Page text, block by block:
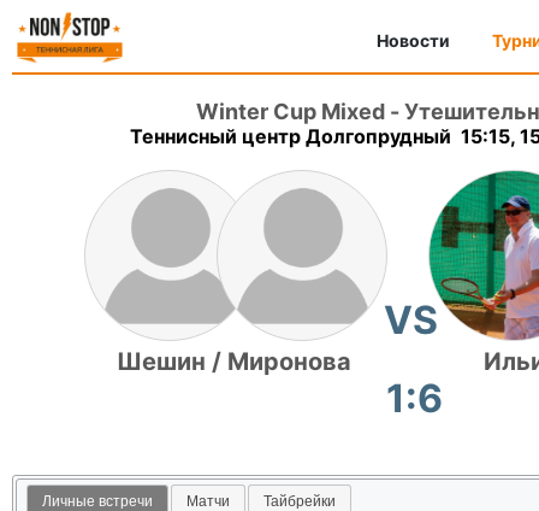
Новости
Winter Cup Mixed -
Теннисный центр Долгопрудный 15:15,
Шешин / Миронова
VS
1:6
Личные встречи Матчи Тайбрейки